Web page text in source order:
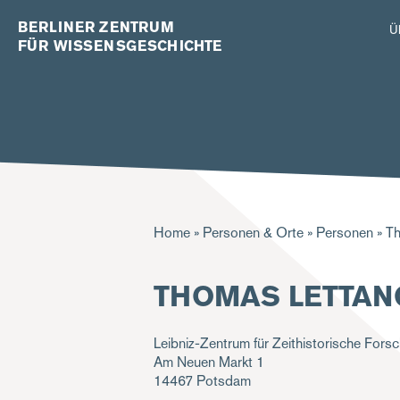
BERLINER ZENTRUM
FÜR WISSENSGESCHICHTE
Pfadnavigation
Home Personen & Orte Personen
THOMAS
Leibniz-Zentrum für Zeithistorische
Am Neuen Markt 1
14467 Potsdam